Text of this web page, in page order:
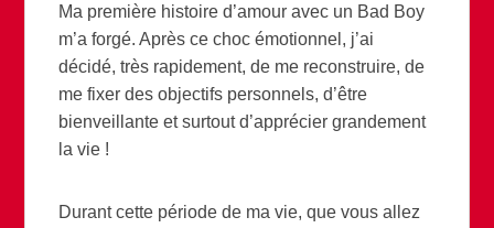
Ma première histoire d’amour avec un Bad Boy
m’a forgé. Après ce choc émotionnel, j’ai
décidé, très rapidement, de me reconstruire, de
me fixer des objectifs personnels, d’être
bienveillante et surtout d’apprécier grandement
la vie !
Durant cette période de ma vie, que vous allez